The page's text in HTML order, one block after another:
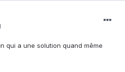
qui a une solution quand même